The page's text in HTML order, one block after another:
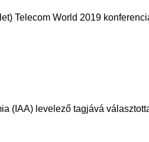
Telecom World 2019
(IAA) levelező tagjává